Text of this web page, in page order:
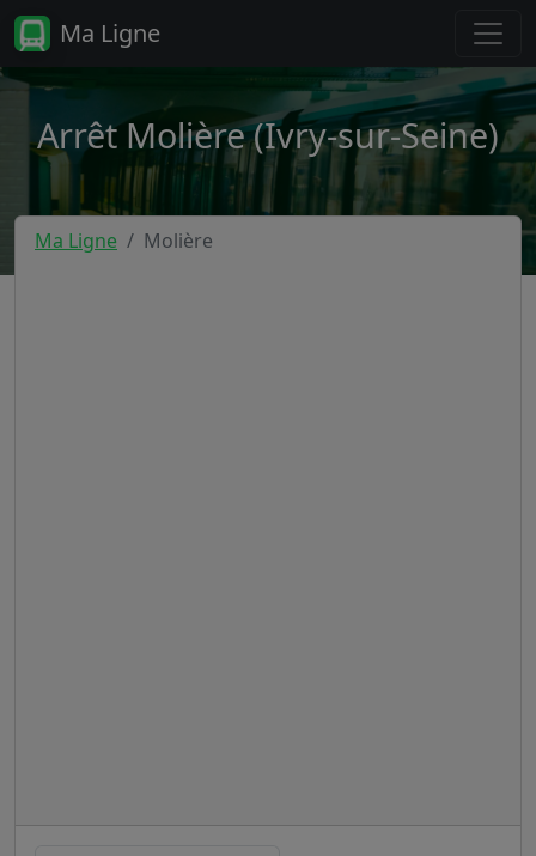
Ma Ligne
Arrêt Molière (Ivry-sur-Seine)
Ma Ligne Molière